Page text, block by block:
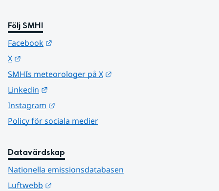
Följ SMHI
Facebook
X
SMHIs meteorologer på X
Linkedin
Instagram
Policy för sociala medier
Datavärdskap
Nationella emissionsdatabasen
Luftwebb